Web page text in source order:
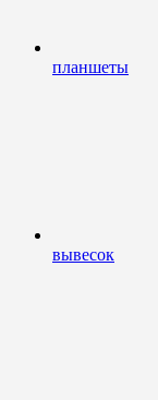
планшеты
вывесок